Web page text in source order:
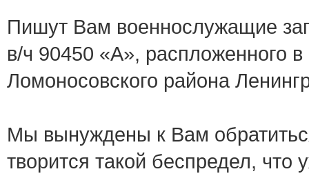
Пишут Вам военнослужащие
в/ч 90450 «А», распложенного
Ломоносовского района
Мы вынуждены к Вам
творится такой беспредел, что